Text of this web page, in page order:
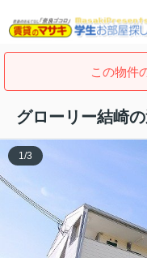
この物件
グローリー結崎
1/3